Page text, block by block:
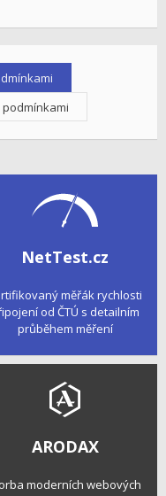
NetTest.cz
měřák rychlosti
od ČTÚ s detailním
průběhem měření
ARODAX
moderních webových